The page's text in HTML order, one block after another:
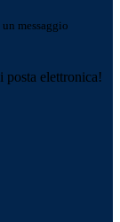
messaggio
posta elettronica!